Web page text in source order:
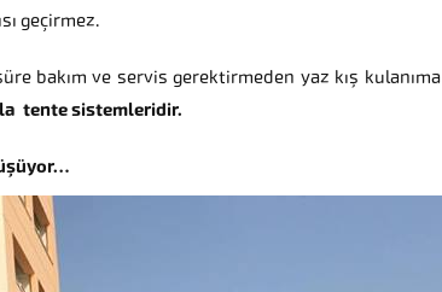
geçirmez.
bakım ve servis gerektirmeden yaz kış
tente sistemleridir.